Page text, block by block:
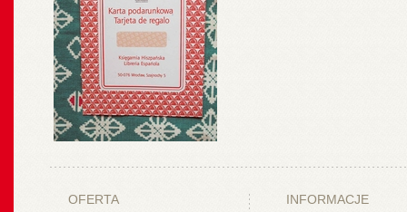
OFERTA INFORMACJE